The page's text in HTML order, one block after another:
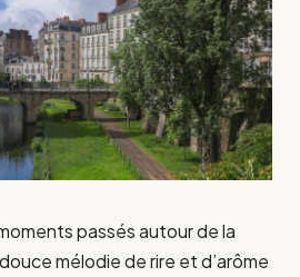
passés autour de la
mélodie de rire et d’arôme